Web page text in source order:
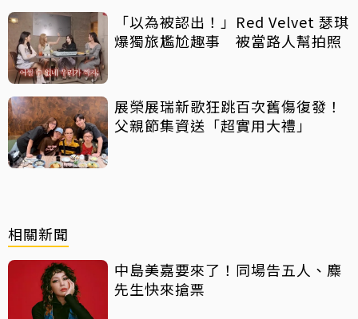
「以為被認出！」Red Velvet 瑟琪
爆獨旅尷尬趣事 被當路人幫拍照
展榮展瑞新歌狂跳百次舊傷復發！
父親節集資送「超實用大禮」
相關新聞
中島美嘉要來了！同場告五人、麋
先生快來搶票